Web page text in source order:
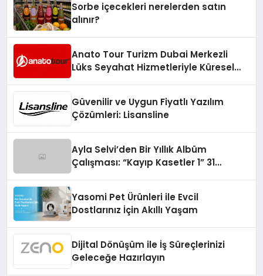
Sorbe içecekleri nerelerden satın
alınır?
Anato Tour Turizm Dubai Merkezli
Lüks Seyahat Hizmetleriyle Küresel
Güvenilir ve Uygun Fiyatlı Yazılım
Çözümleri: Lisansline
Ayla Selvi’den Bir Yıllık Albüm
Çalışması: “Kayıp Kasetler 1” 31
Yasomi Pet Ürünleri ile Evcil
Dostlarınız İçin Akıllı Yaşam
Dijital Dönüşüm ile İş Süreçlerinizi
Geleceğe Hazırlayın